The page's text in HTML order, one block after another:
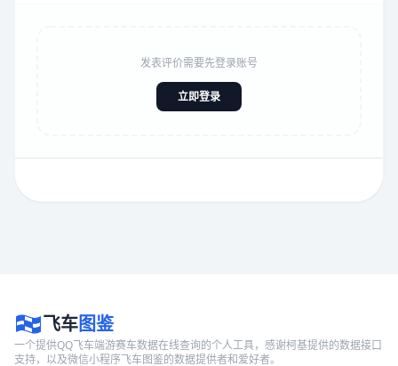
发表评价需要先登录账号
立即登录
飞车图鉴
一个提供QQ飞车端游赛车数据在线查询的个人工具，感谢柯基提供的数据接口
支持，以及微信小程序飞车图鉴的数据提供者和爱好者。